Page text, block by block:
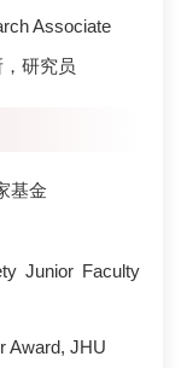
Associate
研究员
基金
Junior Faculty
Award, JHU